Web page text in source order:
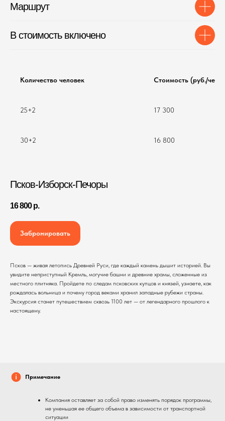
Маршрут
В стоимость включено
Количество человек Стоимость (руб./чел.)
25+2 17 300
30+2 16 800
Псков-Изборск-Печоры
16 800 р.
Забронировать
Псков — живая летопись Древней Руси, где каждый камень дышит историей. Вы
увидите неприступный Кремль, могучие башни и древние храмы, сложенные из
местного плитняка. Пройдете по следам псковских купцов и князей, узнаете, как
рождалась вольница и почему город веками хранил западные рубежи страны.
Экскурсия станет путешествием сквозь 1100 лет — от легендарного прошлого к
настоящему.
Примечание
Компания оставляет за собой право изменять порядок программы,
не уменьшая ее общего объема в зависимости от транспортной
ситуации